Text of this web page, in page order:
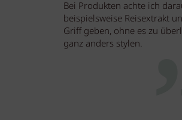
Bei Produkten achte ich
beispielsweise Reisextrakt
Griff geben, ohne es zu
ganz anders stylen.